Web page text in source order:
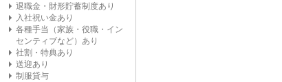
退職金・財形貯蓄制度あり
入社祝い金あり
各種手当（家族・役職・イン
センティブなど）あり
社割・特典あり
送迎あり
制服貸与